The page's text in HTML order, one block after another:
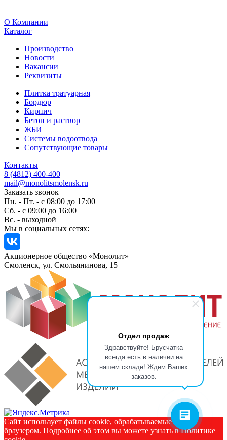
Отдел продаж
Здравствуйте! Брусчатка
всегда есть в наличии на
нашем складе! Ждем Ваших
заказов.
O Компании
Каталог
Производство
Новости
Вакансии
Реквизиты
Плитка тратуарная
Бордюр
Кирпич
Бетон и раствор
ЖБИ
Системы водоотвода
Сопутствующие товары
Контакты
8 (4812) 400-400
mail@monolitsmolensk.ru
Заказать звонок
Пн. - Пт. - с 08:00 до 17:00
Сб. - с 09:00 до 16:00
Вс. - выходной
Мы в социальных сетях:
Акционерное общество «Монолит»
Смоленск, ул. Смольянинова, 15
Сайт использует файлы cookie, обрабатываемые вашим
браузером. Подробнее об этом вы можете узнать вПолитике